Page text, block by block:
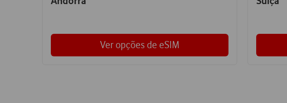
Ver opções de eSIM